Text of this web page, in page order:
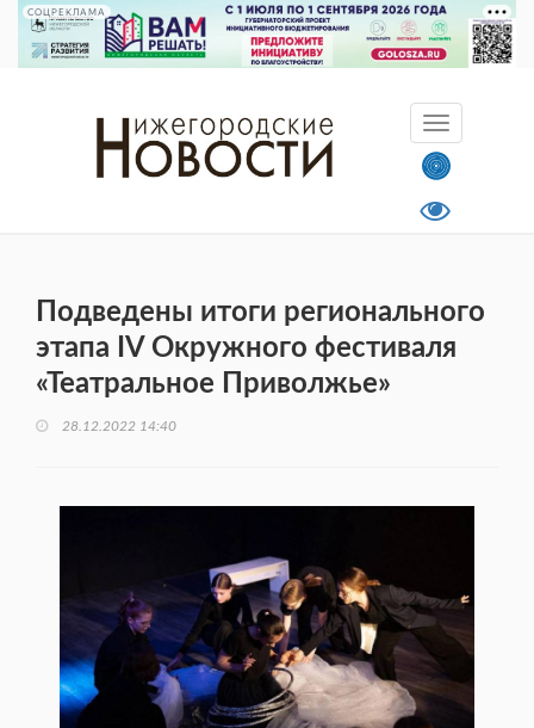
СОЦРЕКЛАМА
Подведены итоги регионального
этапа IV Окружного фестиваля
«Театральное Приволжье»
28.12.2022 14:40